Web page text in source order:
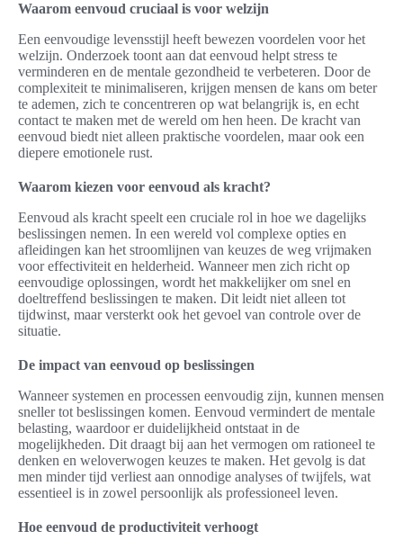
Waarom eenvoud cruciaal is voor welzijn
Een eenvoudige levensstijl heeft bewezen voordelen voor het
welzijn. Onderzoek toont aan dat eenvoud helpt stress te
verminderen en de mentale gezondheid te verbeteren. Door de
complexiteit te minimaliseren, krijgen mensen de kans om beter
te ademen, zich te concentreren op wat belangrijk is, en echt
contact te maken met de wereld om hen heen. De kracht van
eenvoud biedt niet alleen praktische voordelen, maar ook een
diepere emotionele rust.
Waarom kiezen voor eenvoud als kracht?
Eenvoud als kracht speelt een cruciale rol in hoe we dagelijks
beslissingen nemen. In een wereld vol complexe opties en
afleidingen kan het stroomlijnen van keuzes de weg vrijmaken
voor effectiviteit en helderheid. Wanneer men zich richt op
eenvoudige oplossingen, wordt het makkelijker om snel en
doeltreffend beslissingen te maken. Dit leidt niet alleen tot
tijdwinst, maar versterkt ook het gevoel van controle over de
situatie.
De impact van eenvoud op beslissingen
Wanneer systemen en processen eenvoudig zijn, kunnen mensen
sneller tot beslissingen komen. Eenvoud vermindert de mentale
belasting, waardoor er duidelijkheid ontstaat in de
mogelijkheden. Dit draagt bij aan het vermogen om rationeel te
denken en weloverwogen keuzes te maken. Het gevolg is dat
men minder tijd verliest aan onnodige analyses of twijfels, wat
essentieel is in zowel persoonlijk als professioneel leven.
Hoe eenvoud de productiviteit verhoogt